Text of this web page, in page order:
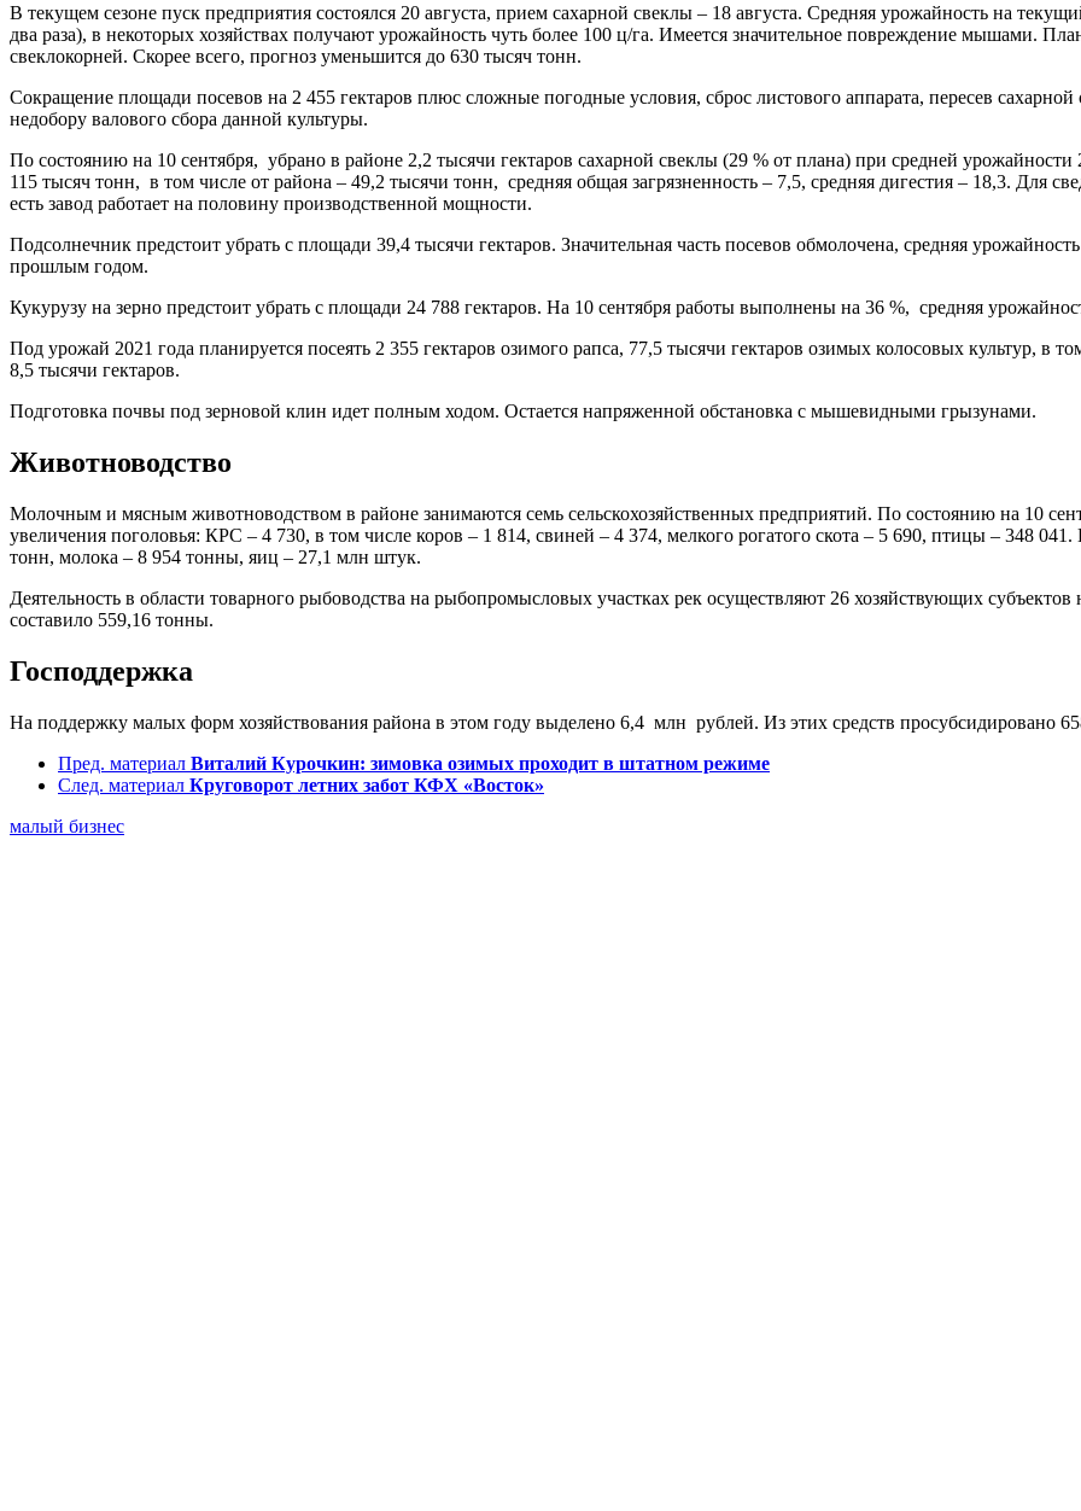
В текущем сезоне пуск предприятия состоялся 20 августа, прием сахарной свеклы – 18 августа. Средняя урожайность на
два раза), в некоторых хозяйствах получают урожайность чуть более 100 ц/га. Имеется значительное повреждение мышами.
свеклокорней. Скорее всего, прогноз уменьшится до 630 тысяч тонн.
Сокращение площади посевов на 2 455 гектаров плюс сложные погодные условия, сброс листового аппарата, пересев сахарной
недобору валового сбора данной культуры.
По состоянию на 10 сентября, убрано в районе 2,2 тысячи гектаров сахарной свеклы (29 % от плана) при средней
115 тысяч тонн, в том числе от района – 49,2 тысячи тонн, средняя общая загрязненность – 7,5, средняя дигестия – 18,3. Для
есть завод работает на половину производственной мощности.
Подсолнечник предстоит убрать с площади 39,4 тысячи гектаров. Значительная часть посевов обмолочена, средняя
прошлым годом.
Кукурузу на зерно предстоит убрать с площади 24 788 гектаров. На 10 сентября работы выполнены на 36 %, средняя
Под урожай 2021 года планируется посеять 2 355 гектаров озимого рапса, 77,5 тысячи гектаров озимых колосовых культур, в
8,5 тысячи гектаров.
Подготовка почвы под зерновой клин идет полным ходом. Остается напряженной обстановка с мышевидными грызунами.
Животноводство
Молочным и мясным животноводством в районе занимаются семь сельскохозяйственных предприятий. По состоянию на 10
увеличения поголовья: КРС – 4 730, в том числе коров – 1 814, свиней – 4 374, мелкого рогатого скота – 5 690, птицы – 348
тонн, молока – 8 954 тонны, яиц – 27,1 млн штук.
Деятельность в области товарного рыбоводства на рыбопромысловых участках рек осуществляют 26 хозяйствующих
составило 559,16 тонны.
Господдержка
На поддержку малых форм хозяйствования района в этом году выделено 6,4 млн рублей. Из этих средств просубсидировано
Пред. материал Виталий Курочкин: зимовка озимых проходит в штатном режиме
След. материал Круговорот летних забот КФХ «Восток»
малый бизнес